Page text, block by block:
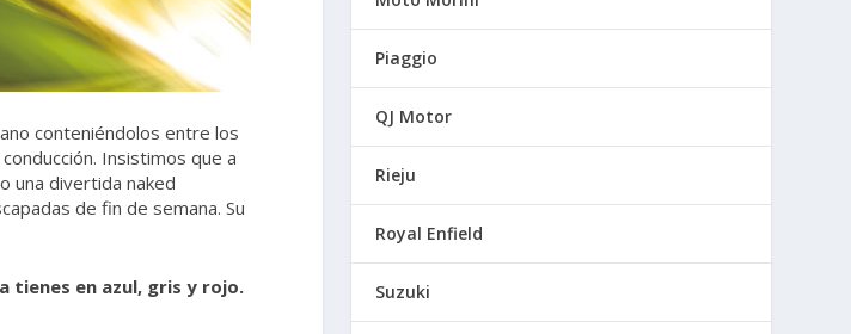
conteniéndolos entre los
Insistimos que a
una divertida naked
de fin de semana. Su
tienes en azul, gris y rojo.
Piaggio
QJ Motor
Rieju
Royal Enfield
Suzuki